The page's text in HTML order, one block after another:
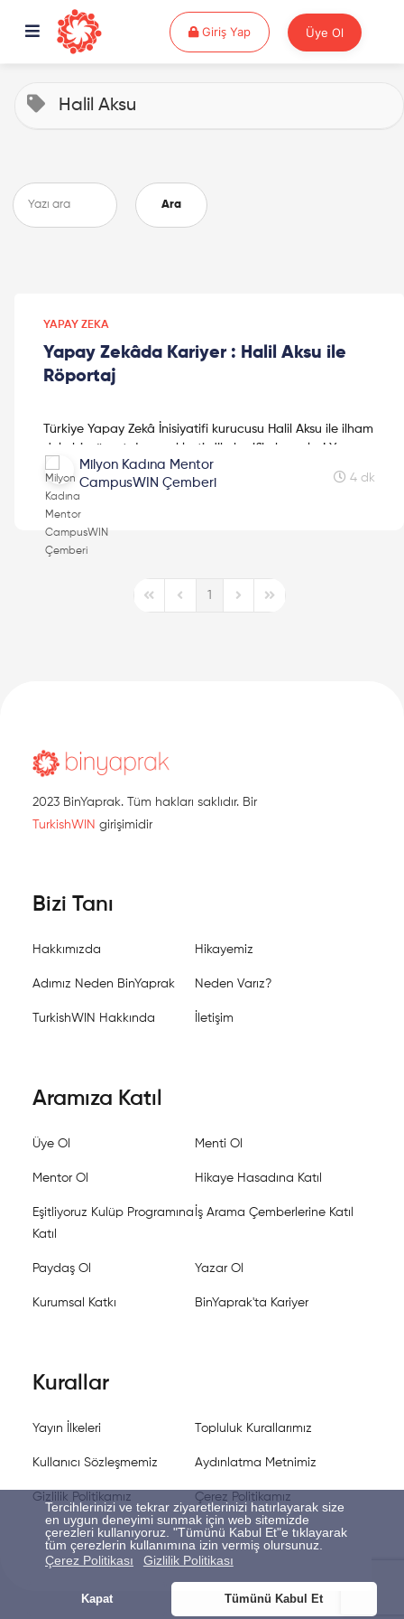
Tercihlerinizi ve tekrar ziyaretlerinizi hatırlayarak size
en uygun deneyimi sunmak için web sitemizde
çerezleri kullanıyoruz. "Tümünü Kabul Et"e tıklayarak
tüm çerezlerin kullanımına izin vermiş olursunuz.
Çerez Politikası
Gizlilik Politikası
Kapat Tümünü Kabul Et
Giriş YapGiriş Yap Üye Ol
Halil Aksu
Ara
YAPAY ZEKA
Yapay Zekâda Kariyer : Halil Aksu ile
Röportaj
Türkiye Yapay Zekâ İnisiyatifi kurucusu Halil Aksu ile ilham
dolu bir röportaj gerçekleştirdik, keyifli okumalar! Yapay
Zekâ alanında merak ettikleriniz ve fazlası için
kaçırmayın!
Milyon Kadına Mentor
CampusWIN Çemberi
4 dk
First PagePrevious Page
1
Next PageLast Page
2023 BinYaprak. Tüm hakları saklıdır. Bir
TurkishWIN girişimidir
Bizi Tanı
Hakkımızda Hikayemiz
Adımız Neden BinYaprak Neden Varız?
TurkishWIN Hakkında İletişim
Aramıza Katıl
Üye Ol Menti Ol
Mentor Ol Hikaye Hasadına Katıl
Eşitliyoruz Kulüp Programına
Katıl
İş Arama Çemberlerine Katıl
Paydaş Ol Yazar Ol
Kurumsal Katkı BinYaprak'ta Kariyer
Kurallar
Yayın İlkeleri Topluluk Kurallarımız
Kullanıcı Sözleşmemiz Aydınlatma Metnimiz
Gizlilik Politikamız Çerez Politikamız